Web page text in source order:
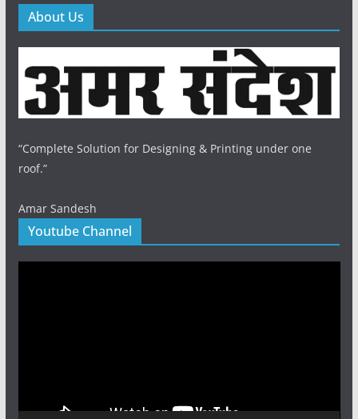
About Us
“Complete Solution for Designing & Printing under one
roof.”
Amar Sandesh
Youtube Channel